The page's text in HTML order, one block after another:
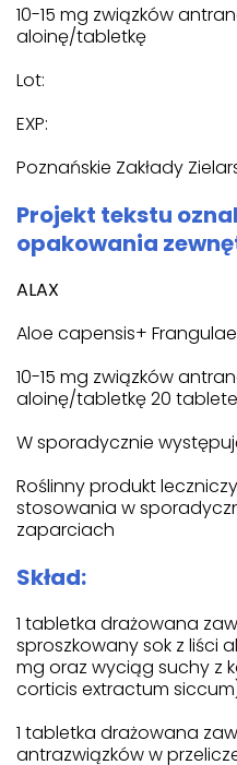
10-15 mg związków
aloinę/tabletkę
Lot:
EXP:
Poznańskie Zakłady
Projekt tekstu
opakowania
ALAX
Aloe capensis+
10-15 mg związków
aloinę/tabletkę 20
W sporadycznie
Roślinny produkt
stosowania w
zaparciach
Skład:
1 tabletka drażowana
sproszkowany sok z liści
mg oraz wyciąg suchy z
corticis extractum
1 tabletka drażowana
antrazwiązków w